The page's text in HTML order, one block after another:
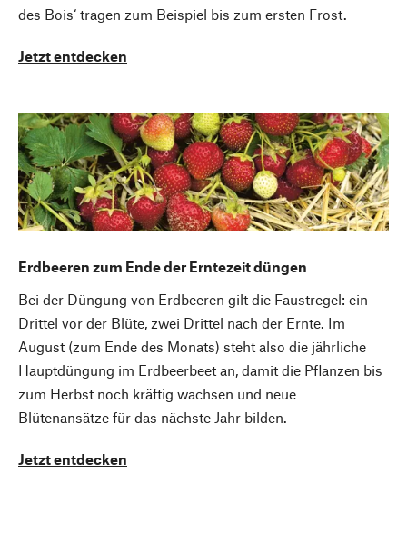
des Bois‘ tragen zum Beispiel bis zum ersten Frost.
Jetzt entdecken
Erdbeeren zum Ende der Erntezeit düngen
Bei der Düngung von Erdbeeren gilt die Faustregel: ein
Drittel vor der Blüte, zwei Drittel nach der Ernte. Im
August (zum Ende des Monats) steht also die jährliche
Hauptdüngung im Erdbeerbeet an, damit die Pflanzen bis
zum Herbst noch kräftig wachsen und neue
Blütenansätze für das nächste Jahr bilden.
Jetzt entdecken